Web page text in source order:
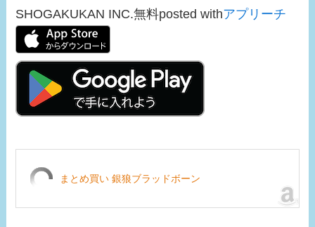
SHOGAKUKAN INC.無料posted withアプリーチ
まとめ買い 銀狼ブラッドボーン